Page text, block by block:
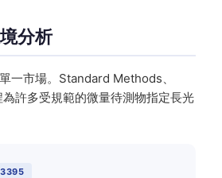
分析
一市場。Standard Methods、
為許多受規範的微量待測物指定長光